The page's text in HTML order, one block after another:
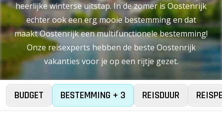
heerlijke winterse uitstap. In de zomer is Oostenrijk
echter ook een erg mooie bestemming en dat
maakt Oostenrijk een multifunctionele bestemming!
Onze reisexperts hebben de beste Oostenrijk
vakanties voor je op een rijtje gezet.
BUDGET BESTEMMING + 3 REISDUUR